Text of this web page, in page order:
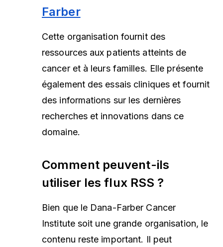
Farber
Cette organisation fournit des
ressources aux patients atteints de
cancer et à leurs familles. Elle présente
également des essais cliniques et fournit
des informations sur les dernières
recherches et innovations dans ce
domaine.
Comment peuvent-ils
utiliser les flux RSS ?
Bien que le Dana-Farber Cancer
Institute soit une grande organisation, le
contenu reste important. Il peut